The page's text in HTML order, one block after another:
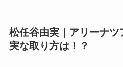
松任谷由実｜アリーナ
実な取り方は！？